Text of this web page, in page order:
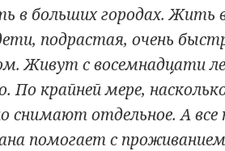
больших городах. Жить в
подрастая, очень
Живут с восемнадцати
По крайней мере,
снимают отдельное. А
помогает с